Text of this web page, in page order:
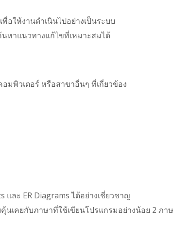
ให้งานดำเนินไปอย่างเป็นระบบ
หาแนวทางแก้ไขที่เหมาะสมได้
มพิวเตอร์ หรือสาขาอื่นๆ ที่เกี่ยวข้อง
และ ER Diagrams ได้อย่างเชี่ยวชาญ
คยกับภาษาที่ใช้เขียนโปรแกรมอย่างน้อย 2 ภาษ